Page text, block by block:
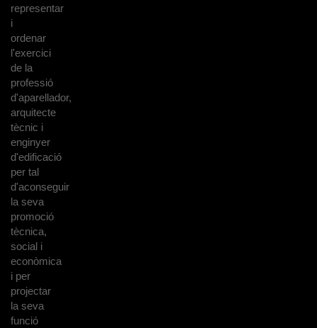
representar
i
ordenar
l'exercici
de la
professió
d'aparellador,
arquitecte
tècnic i
enginyer
d'edificació
per tal
d'aconseguir
la seva
promoció
tècnica,
social i
econòmica
i per
projectar
la seva
funció